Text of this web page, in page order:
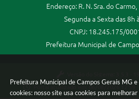
Prefeitura Municipal de Campos Gerais MG e
cookies: nosso site usa cookies para melhorar
Endereço: R. N. Sra. do
Segunda a Sexta das 8h
CNPJ: 18.245.175/
Prefeitura Municipal de
Portal atualizado em:
06/08/2026 12:59